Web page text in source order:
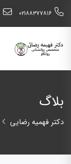
٠٢١٨٨٣٧٧٨١٦
بلاگ
دکتر فهمیه رضایی